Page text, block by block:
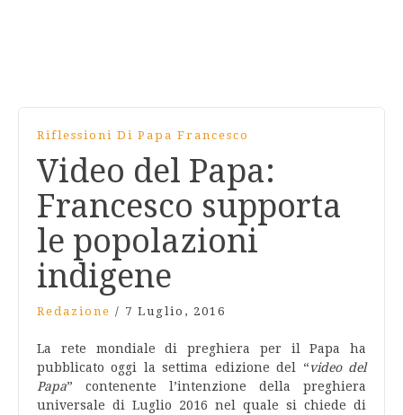
Riflessioni Di Papa Francesco
Video del Papa:
Francesco supporta
le popolazioni
indigene
Redazione / 7 Luglio, 2016
La rete mondiale di preghiera per il Papa ha
pubblicato oggi la settima edizione del “video del
Papa” contenente l’intenzione della preghiera
universale di Luglio 2016 nel quale si chiede di